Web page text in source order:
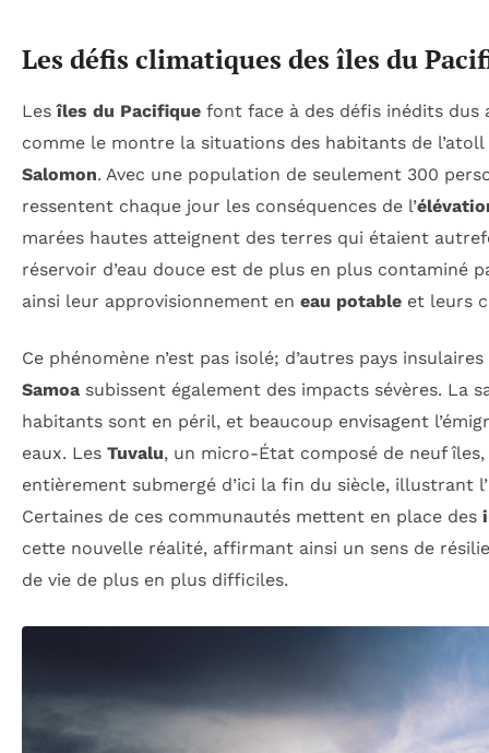
Les défis climatiques des îles du
Lesîles du Pacifique font face à des défis inédits dus
comme le montre la situations des habitants de
Salomon. Avec une population de seulement 300
ressentent chaque jour les conséquences de l’
marées hautes atteignent des terres qui étaient
réservoir d’eau douce est de plus en plus contaminé
ainsi leur approvisionnement en eau potable et leurs
Ce phénomène n’est pas isolé; d’autres pays
Samoa subissent également des impacts sévères. La
habitants sont en péril, et beaucoup envisagent
eaux. Les Tuvalu, un micro-État composé de neuf
entièrement submergé d’ici la fin du siècle, illustrant
Certaines de ces communautés mettent en place des
cette nouvelle réalité, affirmant ainsi un sens de
de vie de plus en plus difficiles.